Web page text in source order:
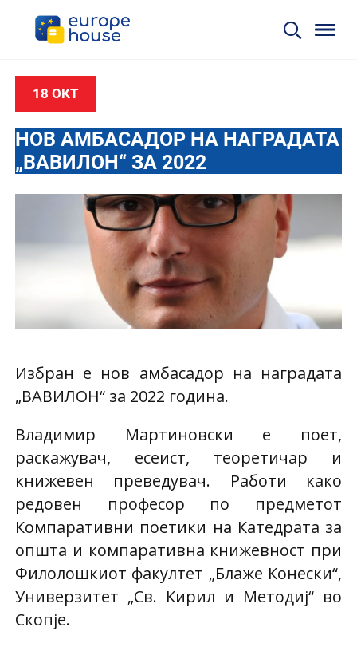
18 ОКТ
НОВ АМБАСАДОР НА НАГРАДАТА
„ВАВИЛОН“ ЗА 2022
Избран е нов амбасадор на наградата
„ВАВИЛОН“ за 2022 година.
Владимир Мартиновски e поет,
раскажувач, есеист, теоретичар и
книжевен преведувач. Работи како
редовен професор по предметот
Компаративни поетики на Катедрата за
општа и компаративна книжевност при
Филолошкиот факултет „Блаже Конески“,
Универзитет „Св. Кирил и Методиј“ во
Скопје.